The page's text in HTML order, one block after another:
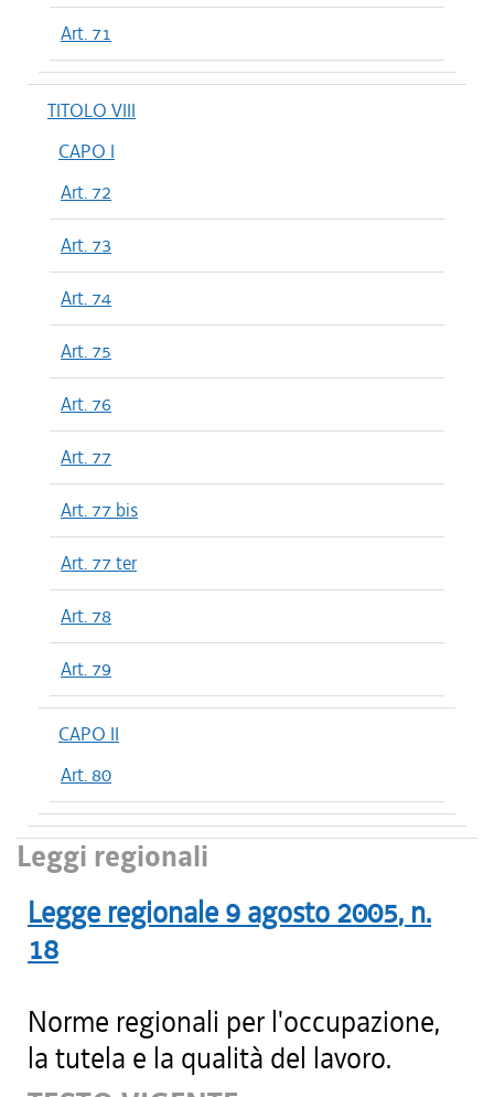
Art. 71
TITOLO VIII
CAPO I
Art. 72
Art. 73
Art. 74
Art. 75
Art. 76
Art. 77
Art. 77 bis
Art. 77 ter
Art. 78
Art. 79
CAPO II
Art. 80
Leggi regionali
Legge regionale 9 agosto 2005, n.
18
Norme regionali per l'occupazione,
la tutela e la qualità del lavoro.